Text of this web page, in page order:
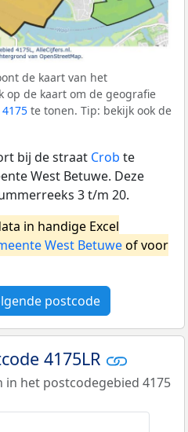
de kaart van het
op de kaart om de geografie
te tonen. Tip: bekijk ook de
bij de straat Crob te
West Betuwe. Deze
3 t/m 20.
in handige Excel
West Betuweof voor
postcode
4175LR
in het postcodegebied 4175